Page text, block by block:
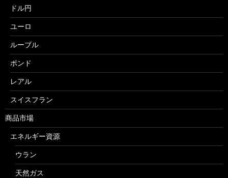
ドル円
ユーロ
ルーブル
ポンド
レアル
スイスフラン
商品市場
エネルギー資源
ウラン
天然ガス